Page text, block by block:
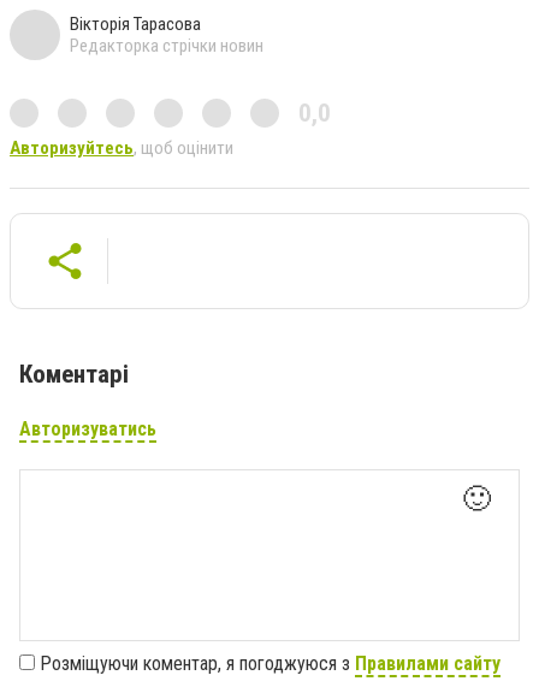
Вікторія Тарасова
Редакторка стрічки новин
0,0
Авторизуйтесь, щоб оцінити
Коментарі
Авторизуватись
🙂
Розміщуючи коментар, я погоджуюся з Правилами сайту